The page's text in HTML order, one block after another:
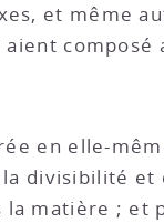
et même
aient
en elle-
divisibilité et
matière ; et